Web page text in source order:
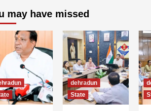
may have missed
dehradun
State